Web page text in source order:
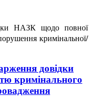
НАЗК щодо повної
кримінальної/
довідки
кримінального